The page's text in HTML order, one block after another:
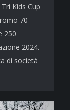
Kids Cup
70
250
2024.
di società